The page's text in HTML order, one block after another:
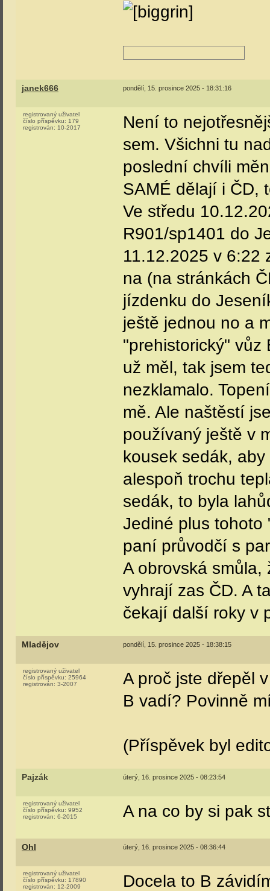
janek666 pondělí, 15. prosince 2025 - 18:31:16
registrovaný uživatel
číslo příspěvku: 179
registrován: 10-2017
Není to
sem. Všichni tu
poslední chvíli
SAMÉ dělají i ČD,
Ve středu
R901/sp1401 do
11.12.2025 v 6:22
na (na stránkách
jízdenku do
ještě jednou no a
"prehistorický" vůz
už měl, tak jsem
nezklamalo.
mě. Ale naštěstí
používaný ještě v
kousek sedák,
alespoň trochu
sedák, to byla
Jediné plus tohoto
paní průvodčí s
A obrovská
vyhrají zas ČD. A
čekají další roky v
Mladějov pondělí, 15. prosince 2025 - 18:38:15
registrovaný uživatel
číslo příspěvku: 25964
registrován: 3-2007
A proč jste dřepěl
B vadí? Povinně
(Příspěvek byl
Pajzák úterý, 16. prosince 2025 - 08:23:54
registrovaný uživatel
číslo příspěvku: 9952
registrován: 6-2015 A na co by si pak
Ohl úterý, 16. prosince 2025 - 08:36:44
registrovaný uživatel
číslo příspěvku: 17890
registrován: 12-2009 Docela to B